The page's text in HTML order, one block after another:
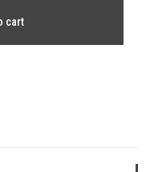
cart